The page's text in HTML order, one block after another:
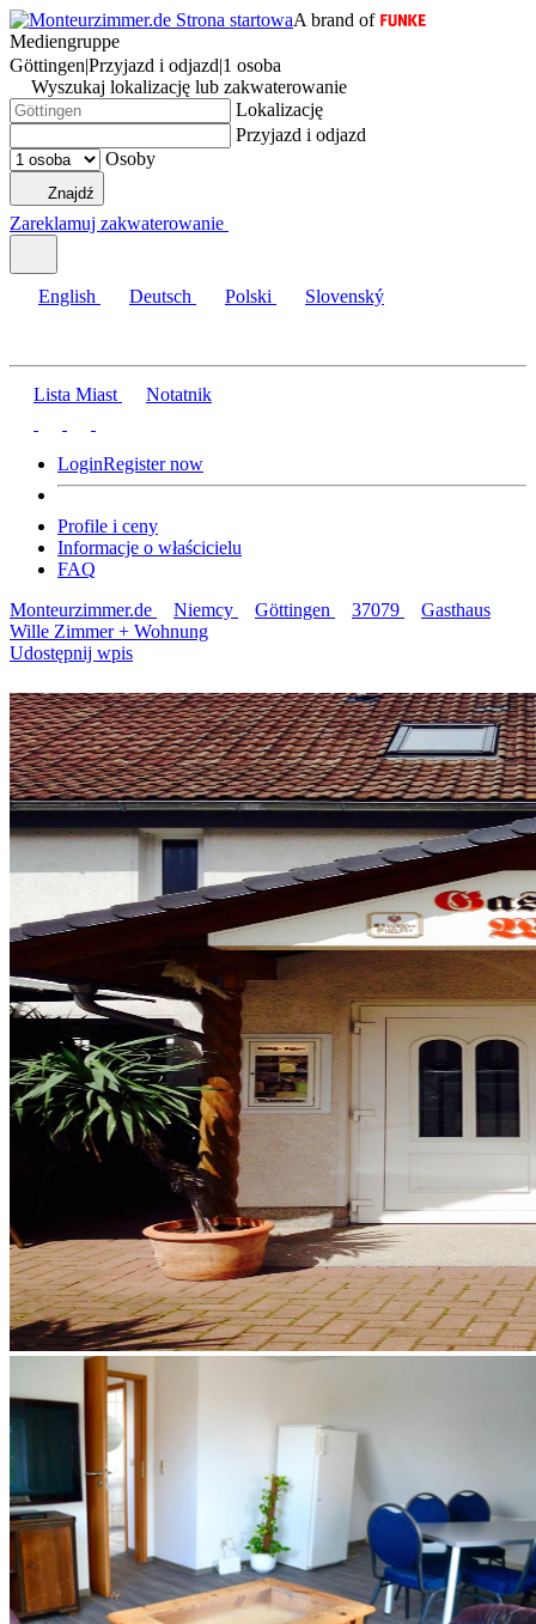
A brand of
Mediengruppe
Göttingen|Przyjazd i odjazd|1 osoba
Wyszukaj lokalizację lub zakwaterowanie
Lokalizację
Przyjazd i odjazd
Osoby
Znajdź
Zareklamuj zakwaterowanie
English Deutsch Polski Slovenský
Lista Miast Notatnik
LoginRegister now
Profile i ceny
Informacje o właścicielu
FAQ
Monteurzimmer.de
Niemcy Göttingen 37079
Gasthaus
Wille Zimmer + Wohnung
Udostępnij wpis